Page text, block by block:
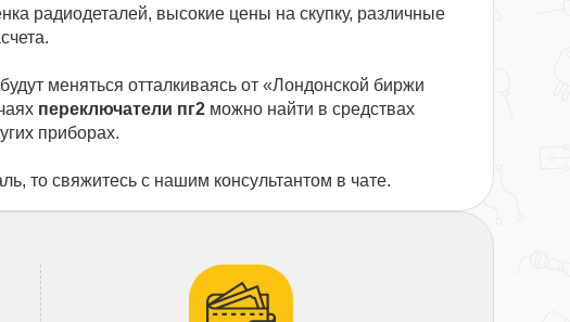
радиодеталей, высокие цены на скупку, различные
меняться отталкиваясь от «Лондонской биржи
переключатели пг2можно найти в средствах
приборах.
то свяжитесь с нашим консультантом в чате.